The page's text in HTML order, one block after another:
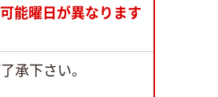
能曜日が異なります
承下さい。